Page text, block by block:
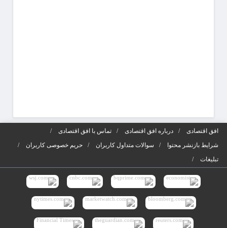
افق اقتصادی درباره افق اقتصادی
تماس با افق اقتصادی
شرایط بازنشر محتوا
سوالات متداول کاربران
حریم خصوصی کاربران
تبلیغات